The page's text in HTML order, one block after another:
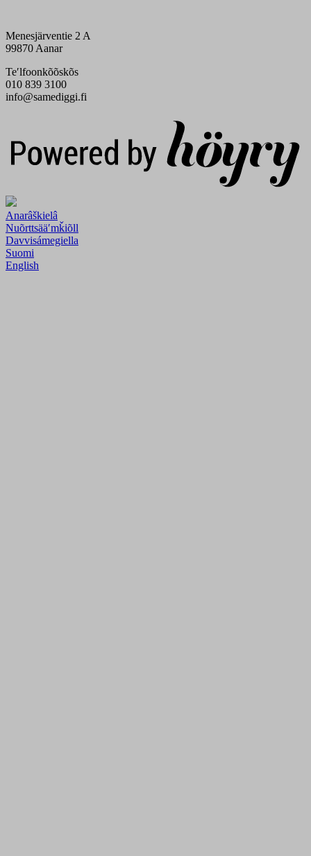
Menesjärventie 2 A
99870 Aanar
Teʹlfoonkõõskõs
010 839 3100
info@samediggi.fi
Anarâškielâ
Nuõrttsääʹmǩiõll
Davvisámegiella
Suomi
English